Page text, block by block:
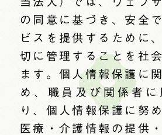
の同意に基づき、安全
ビスを提供するために
切に管理することを社
ます。個人情報保護に
め、職員及び関係者に
り、個人情報保護に努
医療・介護情報の提供